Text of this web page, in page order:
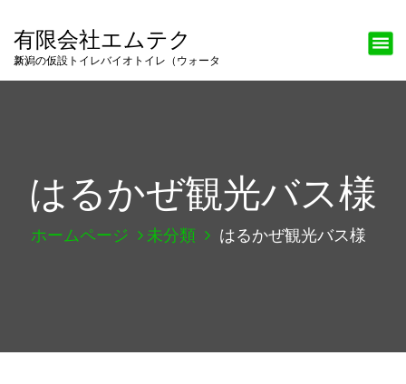
有限会社エムテク
新潟の仮設トイレバイオトイレ（ウォータス）
はるかぜ観光バス様
ホームページ 未分類 はるかぜ観光バス様